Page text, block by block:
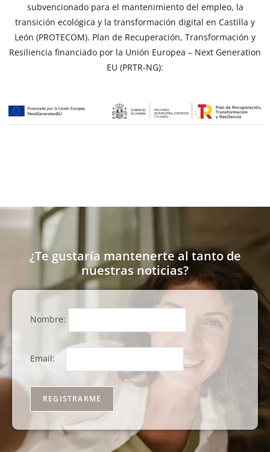
subvencionado para el mantenimiento del empleo, la
transición ecológica y la transformación digital en Castilla y
León (PROTECOM). Plan de Recuperación, Transformación y
Resiliencia financiado por la Unión Europea – Next Generation
EU (PRTR-NG):
¿Te gustaría mantenerte al tanto de
nuestras noticias?
Nombre:
Email: